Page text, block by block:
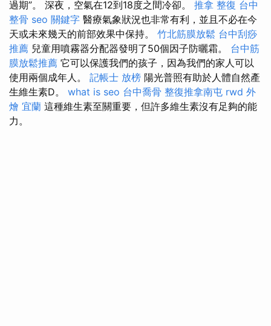
過期”。 深夜，空氣在12到18度之間冷卻。 推拿 整復 台中
整骨 seo 關鍵字 醫療氣象狀況也非常有利，並且不必在今
天或未來幾天的前部效果中保持。 竹北筋膜放鬆 台中刮痧
推薦 兒童用噴霧器分配器發明了50個因子防曬霜。 台中筋
膜放鬆推薦 它可以保護我們的孩子，因為我們的家人可以
使用兩個成年人。 記帳士 放榜 陽光普照有助於人體自然產
生維生素D。 what is seo 台中喬骨 整復推拿南屯 rwd 外
燴 宜蘭 這種維生素至關重要，但許多維生素沒有足夠的能
力。